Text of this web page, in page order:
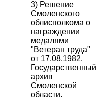
3) Решение
Смоленского
облисполкома о
награждении
медалями
"Ветеран труда"
от 17.08.1982.
Государственный
архив
Смоленской
области.